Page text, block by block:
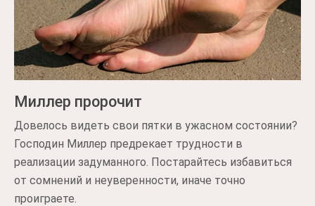
Миллер пророчит
Довелось видеть свои пятки в ужасном состоянии?
Господин Миллер предрекает трудности в
реализации задуманного. Постарайтесь избавиться
от сомнений и неуверенности, иначе точно
проиграете.